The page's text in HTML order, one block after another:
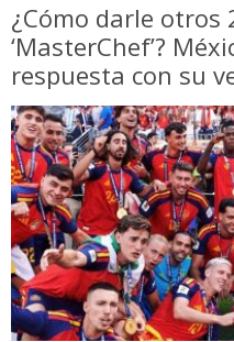
¿Cómo darle otros
‘MasterChef’?
respuesta con su